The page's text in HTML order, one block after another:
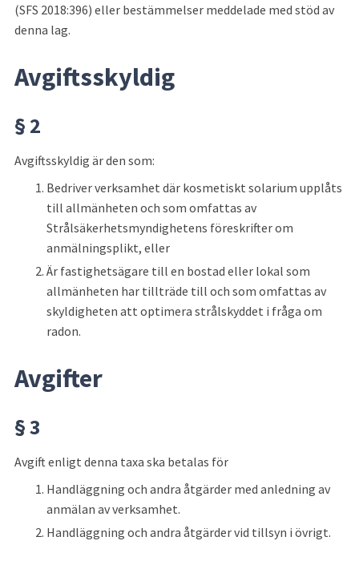
(SFS 2018:396) eller bestämmelser meddelade med stöd av
denna lag.
Avgiftsskyldig
§ 2
Avgiftsskyldig är den som:
Bedriver verksamhet där kosmetiskt solarium upplåts
till allmänheten och som omfattas av
Strålsäkerhetsmyndighetens föreskrifter om
anmälningsplikt, eller
Är fastighetsägare till en bostad eller lokal som
allmänheten har tillträde till och som omfattas av
skyldigheten att optimera strålskyddet i fråga om
radon.
Avgifter
§ 3
Avgift enligt denna taxa ska betalas för
Handläggning och andra åtgärder med anledning av
anmälan av verksamhet.
Handläggning och andra åtgärder vid tillsyn i övrigt.